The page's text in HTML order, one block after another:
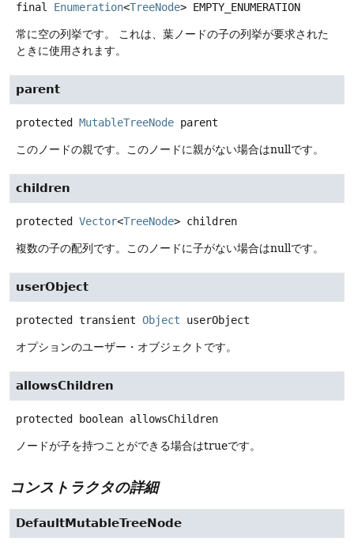
final
Enumeration<TreeNode> EMPTY_ENUMERATION
常に空の列挙です。
これは、葉ノードの子の列挙が要求された
ときに使用されます。
parent
protected MutableTreeNode parent
このノードの親です。このノードに親がない場合はnullです。
children
protected Vector<TreeNode> children
複数の子の配列です。このノードに子がない場合はnullです。
userObject
protected transient Object userObject
オプションのユーザー・オブジェクトです。
allowsChildren
protected boolean allowsChildren
ノードが子を持つことができる場合はtrueです。
コンストラクタの詳細
DefaultMutableTreeNode